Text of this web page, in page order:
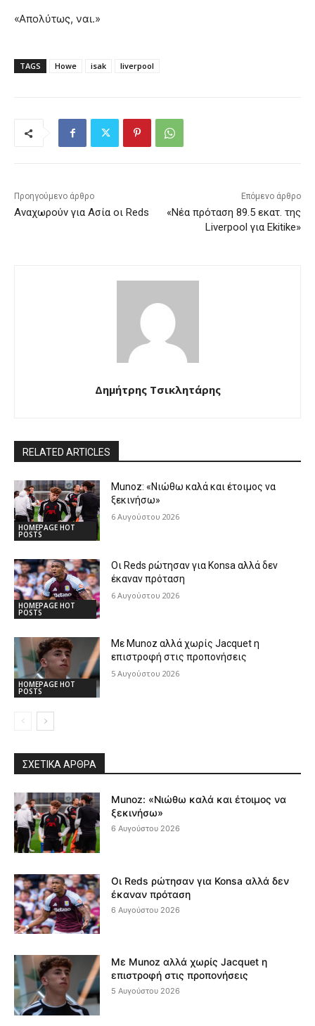
«Απολύτως, ναι.»
TAGS Howe isak liverpool
Προηγούμενο άρθρο
Αναχωρούν για Ασία οι Reds
Επόμενο άρθρο
«Νέα πρόταση 89.5 εκατ. της
Liverpool για Ekitike»
Δημήτρης Τσικλητάρης
RELATED ARTICLES
HOMEPAGE HOT
POSTS
Munoz: «Νιώθω καλά και έτοιμος να
ξεκινήσω»
6 Αυγούστου 2026
HOMEPAGE HOT
POSTS
Οι Reds ρώτησαν για Konsa αλλά δεν
έκαναν πρόταση
6 Αυγούστου 2026
HOMEPAGE HOT
POSTS
Με Munoz αλλά χωρίς Jacquet η
επιστροφή στις προπονήσεις
5 Αυγούστου 2026
ΣΧΕΤΙΚΆ ΆΡΘΡΑ
Munoz: «Νιώθω καλά και έτοιμος να
ξεκινήσω»
6 Αυγούστου 2026
Οι Reds ρώτησαν για Konsa αλλά δεν
έκαναν πρόταση
6 Αυγούστου 2026
Με Munoz αλλά χωρίς Jacquet η
επιστροφή στις προπονήσεις
5 Αυγούστου 2026